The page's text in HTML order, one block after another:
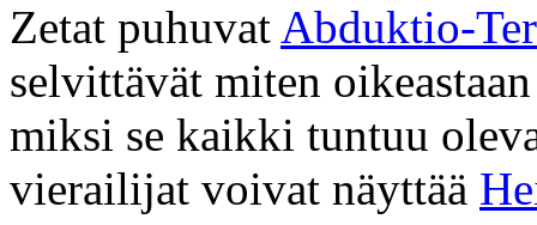
Zetat puhuvat Abduktio-
selvittävät miten
miksi se kaikki tuntuu
vierailijat voivat näyttää